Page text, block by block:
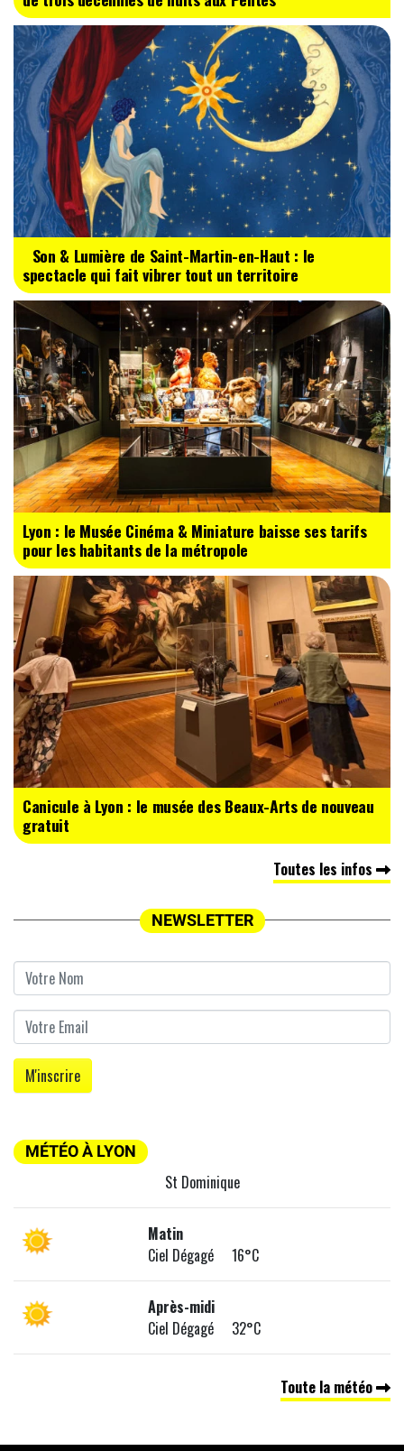
Son & Lumière de Saint-Martin-en-Haut : le
spectacle qui fait vibrer tout un territoire
Lyon : le Musée Cinéma & Miniature baisse ses tarifs
pour les habitants de la métropole
Canicule à Lyon : le musée des Beaux-Arts de nouveau
gratuit
Toutes les infos
NEWSLETTER
MÉTÉO À LYON
St Dominique
Matin
Ciel Dégagé 16°C
Après-midi
Ciel Dégagé 32°C
Toute la météo